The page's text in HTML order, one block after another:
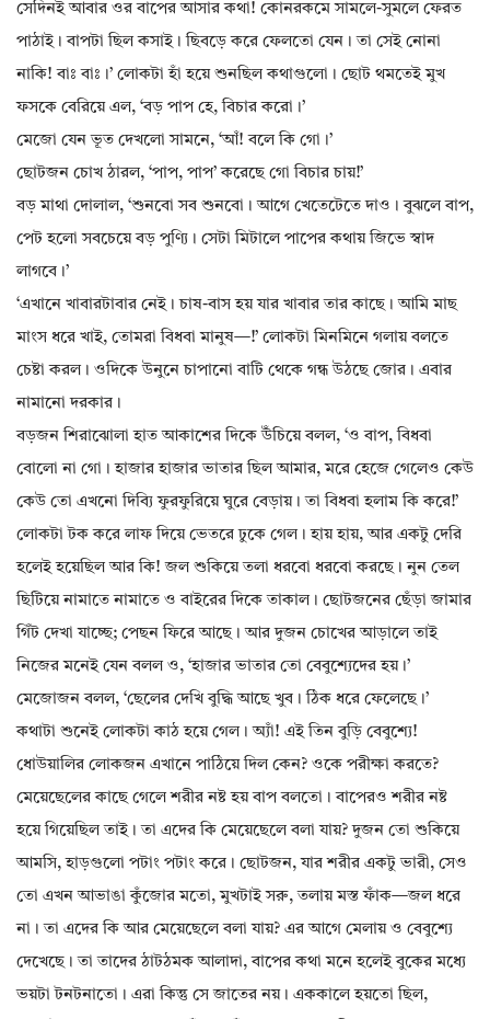
সেদিনই আবার ওর বাপের আসার কথা! কোনরকমে সামলে-সুমলে ফেরত
পাঠাই। বাপটা ছিল কসাই। ছিবড়ে করে ফেলতো যেন। তা সেই নোনা
নাকি! বাঃ বাঃ।’ লোকটা হাঁ হয়ে শুনছিল কথাগুলো। ছোট থমতেই মুখ
ফসকে বেরিয়ে এল, ‘বড় পাপ হে, বিচার করো।’
মেজো যেন ভূত দেখলো সামনে, ‘আঁ! বলে কি গো।’
ছোটজন চোখ ঠারল, ‘পাপ, পাপ’ করেছে গো বিচার চায়!’
বড় মাথা দোলাল, ‘শুনবো সব শুনবো। আগে খেতেটেতে দাও। বুঝলে বাপ,
পেট হলো সবচেয়ে বড় পুণ্যি। সেটা মিটালে পাপের কথায় জিভে স্বাদ
লাগবে।’
‘এখানে খাবারটাবার নেই। চাষ-বাস হয় যার খাবার তার কাছে। আমি মাছ
মাংস ধরে খাই, তোমরা বিধবা মানুষ—!’ লোকটা মিনমিনে গলায় বলতে
চেষ্টা করল। ওদিকে উনুনে চাপানো বাটি থেকে গন্ধ উঠছে জোর। এবার
নামানো দরকার।
বড়জন শিরাঝোলা হাত আকাশের দিকে উঁচিয়ে বলল, ‘ও বাপ, বিধবা
বোলো না গো। হাজার হাজার ভাতার ছিল আমার, মরে হেজে গেলেও কেউ
কেউ তো এখনো দিব্যি ফুরফুরিয়ে ঘুরে বেড়ায়। তা বিধবা হলাম কি করে!’
লোকটা টক করে লাফ দিয়ে ভেতরে ঢুকে গেল। হায় হায়, আর একটু দেরি
হলেই হয়েছিল আর কি! জল শুকিয়ে তলা ধরবো ধরবো করছে। নুন তেল
ছিটিয়ে নামাতে নামাতে ও বাইরের দিকে তাকাল। ছোটজনের ছেঁড়া জামার
গিঁট দেখা যাচ্ছে; পেছন ফিরে আছে। আর দুজন চোখের আড়ালে তাই
নিজের মনেই যেন বলল ও, ‘হাজার ভাতার তো বেবুশ্যেদের হয়।’
মেজোজন বলল, ‘ছেলের দেখি বুদ্ধি আছে খুব। ঠিক ধরে ফেলেছে।’
কথাটা শুনেই লোকটা কাঠ হয়ে গেল। অ্যাঁ! এই তিন বুড়ি বেবুশ্যে!
ধোউয়ালির লোকজন এখানে পাঠিয়ে দিল কেন? ওকে পরীক্ষা করতে?
মেয়েছেলের কাছে গেলে শরীর নষ্ট হয় বাপ বলতো। বাপেরও শরীর নষ্ট
হয়ে গিয়েছিল তাই। তা এদের কি মেয়েছেলে বলা যায়? দুজন তো শুকিয়ে
আমসি, হাড়গুলো পটাং পটাং করে। ছোটজন, যার শরীর একটু ভারী, সেও
তো এখন আভাঙা কুঁজোর মতো, মুখটাই সরু, তলায় মস্ত ফাঁক—জল ধরে
না। তা এদের কি আর মেয়েছেলে বলা যায়? এর আগে মেলায় ও বেবুশ্যে
দেখেছে। তা তাদের ঠাটঠমক আলাদা, বাপের কথা মনে হলেই বুকের মধ্যে
ভয়টা টনটনাতো। এরা কিন্তু সে জাতের নয়। এককালে হয়তো ছিল,